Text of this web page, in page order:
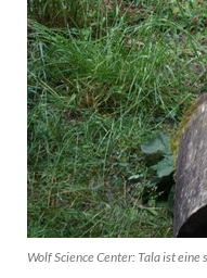
Wolf Science Center: Tala ist